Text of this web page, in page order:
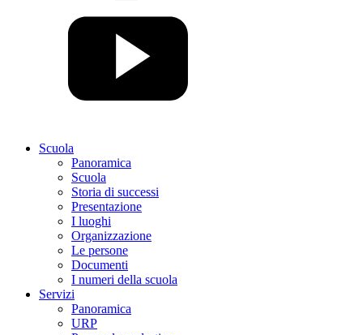
Scuola
Panoramica
Scuola
Storia di successi
Presentazione
I luoghi
Organizzazione
Le persone
Documenti
I numeri della scuola
Servizi
Panoramica
URP